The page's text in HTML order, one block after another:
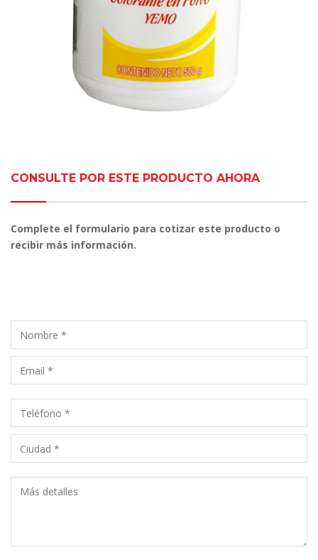
CONSULTE POR ESTE PRODUCTO AHORA
Complete el formulario para cotizar este producto o
recibir más información.